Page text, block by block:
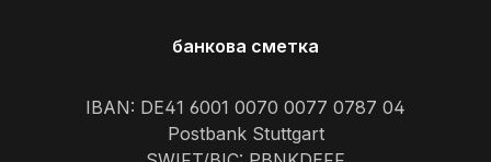
банкова сметка
IBAN: DE41 6001 0070 0077 0787 04
Postbank Stuttgart